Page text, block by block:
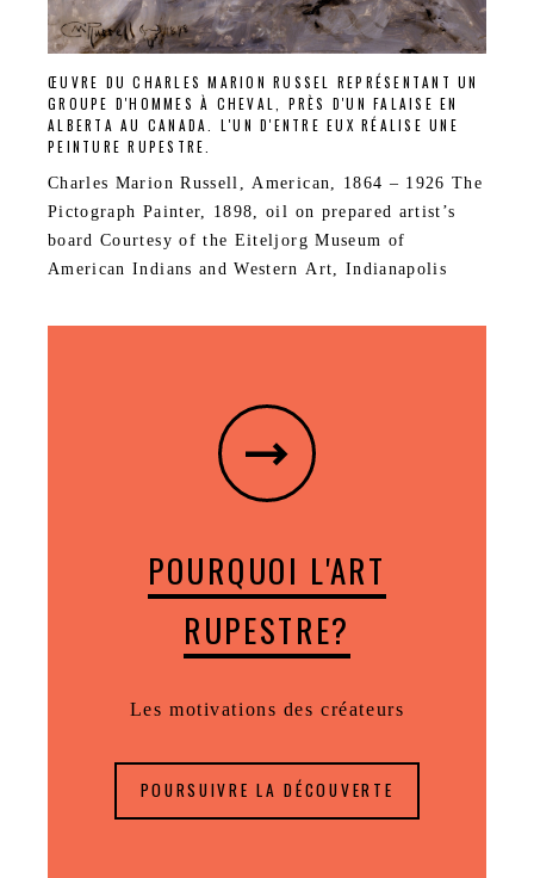
ŒUVRE DU CHARLES MARION RUSSEL REPRÉSENTANT UN
GROUPE D'HOMMES À CHEVAL, PRÈS D'UN FALAISE EN
ALBERTA AU CANADA. L'UN D'ENTRE EUX RÉALISE UNE
PEINTURE RUPESTRE.
Charles Marion Russell, American, 1864 – 1926 The
Pictograph Painter, 1898, oil on prepared artist’s
board Courtesy of the Eiteljorg Museum of
American Indians and Western Art, Indianapolis
POURQUOI L'ART
RUPESTRE?
Les motivations des créateurs
POURSUIVRE LA DÉCOUVERTE